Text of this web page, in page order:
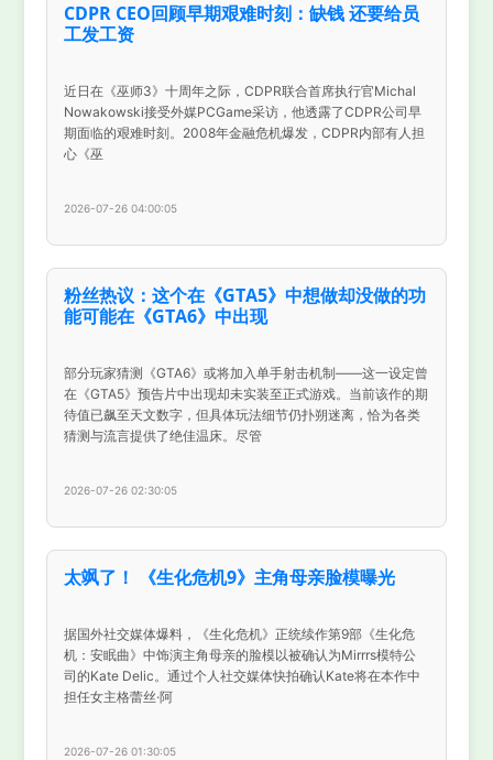
CDPR CEO回顾早期艰难时刻：缺钱 还要给员
工发工资
近日在《巫师3》十周年之际，CDPR联合首席执行官Michal
Nowakowski接受外媒PCGame采访，他透露了CDPR公司早
期面临的艰难时刻。2008年金融危机爆发，CDPR内部有人担
心《巫
2026-07-26 04:00:05
粉丝热议：这个在《GTA5》中想做却没做的功
能可能在《GTA6》中出现
部分玩家猜测《GTA6》或将加入单手射击机制——这一设定曾
在《GTA5》预告片中出现却未实装至正式游戏。当前该作的期
待值已飙至天文数字，但具体玩法细节仍扑朔迷离，恰为各类
猜测与流言提供了绝佳温床。尽管
2026-07-26 02:30:05
太飒了！ 《生化危机9》主角母亲脸模曝光
据国外社交媒体爆料，《生化危机》正统续作第9部《生化危
机：安眠曲》中饰演主角母亲的脸模以被确认为Mirrrs模特公
司的Kate Delic。通过个人社交媒体快拍确认Kate将在本作中
担任女主格蕾丝·阿
2026-07-26 01:30:05